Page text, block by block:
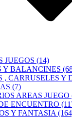
JUEGOS (14)
Y BALANCINES
, CARRUSELES Y
(7)
AREAS JUEGO
ENCUENTRO
Y FANTASIA